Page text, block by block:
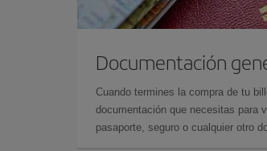
Documentación
Cuando termines la compra de tu
documentación que necesitas para
pasaporte, seguro o cualquier otro